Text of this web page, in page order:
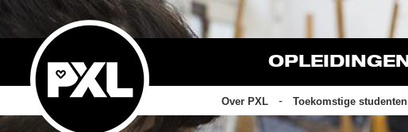
OPLEIDINGEN
Over PXL Toekomstige studenten